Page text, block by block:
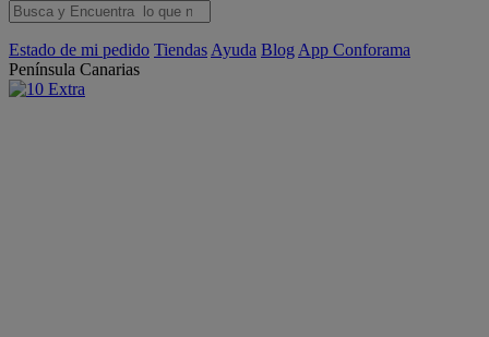
Estado de mi pedido Tiendas Ayuda Blog App Conforama
Península Canarias